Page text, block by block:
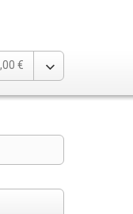
€